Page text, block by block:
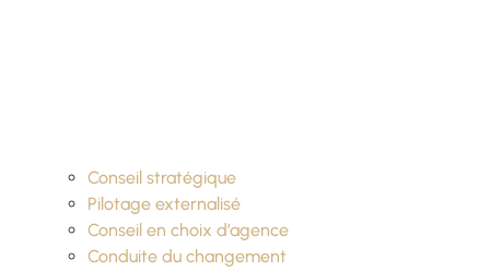
Conseil stratégique
Pilotage externalisé
Conseil en choix d’agence
Conduite du changement